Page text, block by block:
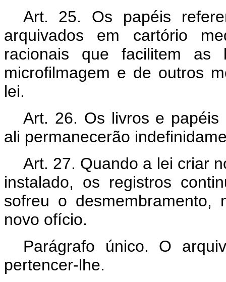
Art. 25. Os papéis
arquivados em cartório
racionais que facilitem as
microfilmagem e de outros
lei.
Art. 26. Os livros e papéis
ali permanecerão
Art. 27. Quando a lei criar
instalado, os registros
sofreu o desmembramento,
novo ofício.
Parágrafo único. O
pertencer-lhe.